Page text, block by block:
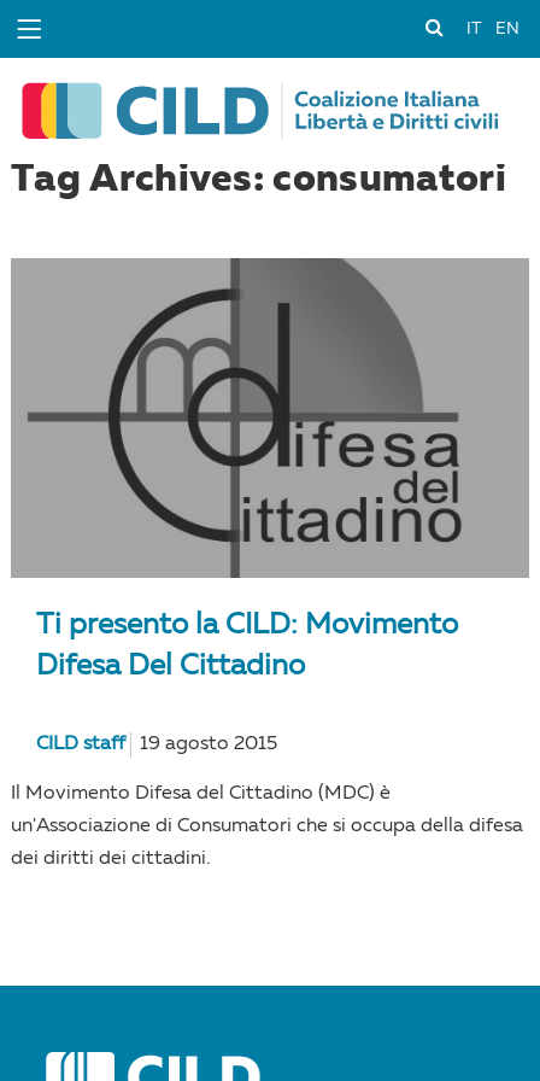
EN
Tag Archives: consumatori
Ti presento la CILD: Movimento
Difesa Del Cittadino
CILD staff 19 agosto 2015
Il Movimento Difesa del Cittadino (MDC) è
un'Associazione di Consumatori che si occupa della difesa
dei diritti dei cittadini.